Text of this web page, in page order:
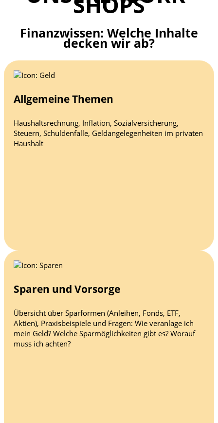
Finanzwissen: Welche Inhalte
decken wir ab?
Allgemeine Themen
Haushaltsrechnung, Inflation, Sozialversicherung,
Steuern, Schuldenfalle, Geldangelegenheiten im privaten
Haushalt
Sparen und Vorsorge
Übersicht über Sparformen (Anleihen, Fonds, ETF,
Aktien), Praxisbeispiele und Fragen: Wie veranlage ich
mein Geld? Welche Sparmöglichkeiten gibt es? Worauf
muss ich achten?